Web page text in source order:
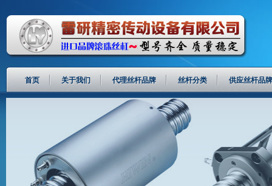
首页 关于我们 代理丝杆品牌 丝杆分类 供应丝杆品牌